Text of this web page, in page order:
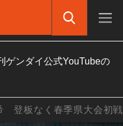
ゲンダイ公式YouTubeの
登板なく春季県大会初